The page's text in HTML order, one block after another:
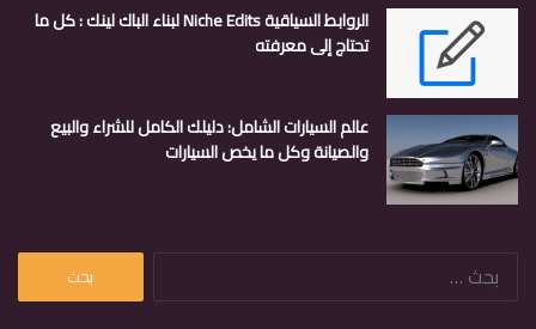
الروابط السياقية Niche Edits لبناء الباك لينك : كل ما
تحتاج إلى معرفته
عالم السيارات الشامل: دليلك الكامل للشراء والبيع
والصيانة وكل ما يخص السيارات
البحث